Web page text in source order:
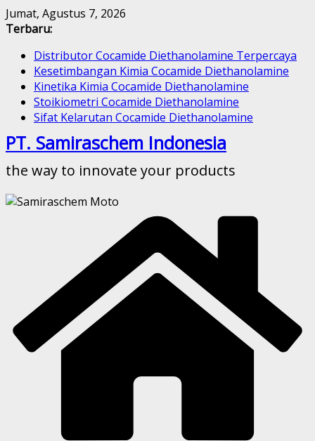
Skip
to
Jumat, Agustus 7, 2026
Terbaru:
Distributor Cocamide Diethanolamine Terpercaya
Kesetimbangan Kimia Cocamide Diethanolamine
Kinetika Kimia Cocamide Diethanolamine
Stoikiometri Cocamide Diethanolamine
Sifat Kelarutan Cocamide Diethanolamine
PT. Samiraschem Indonesia
the way to innovate your products